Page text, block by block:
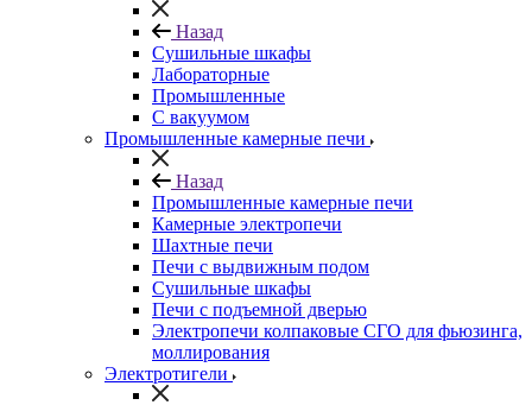
Назад
Сушильные шкафы
Лабораторные
Промышленные
С вакуумом
Промышленные камерные печи
Назад
Промышленные камерные печи
Камерные электропечи
Шахтные печи
Печи с выдвижным подом
Сушильные шкафы
Печи с подъемной дверью
Электропечи колпаковые СГО для фьюзинга,
моллирования
Электротигели